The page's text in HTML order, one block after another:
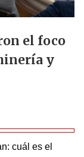
el foco
y
cuál es el